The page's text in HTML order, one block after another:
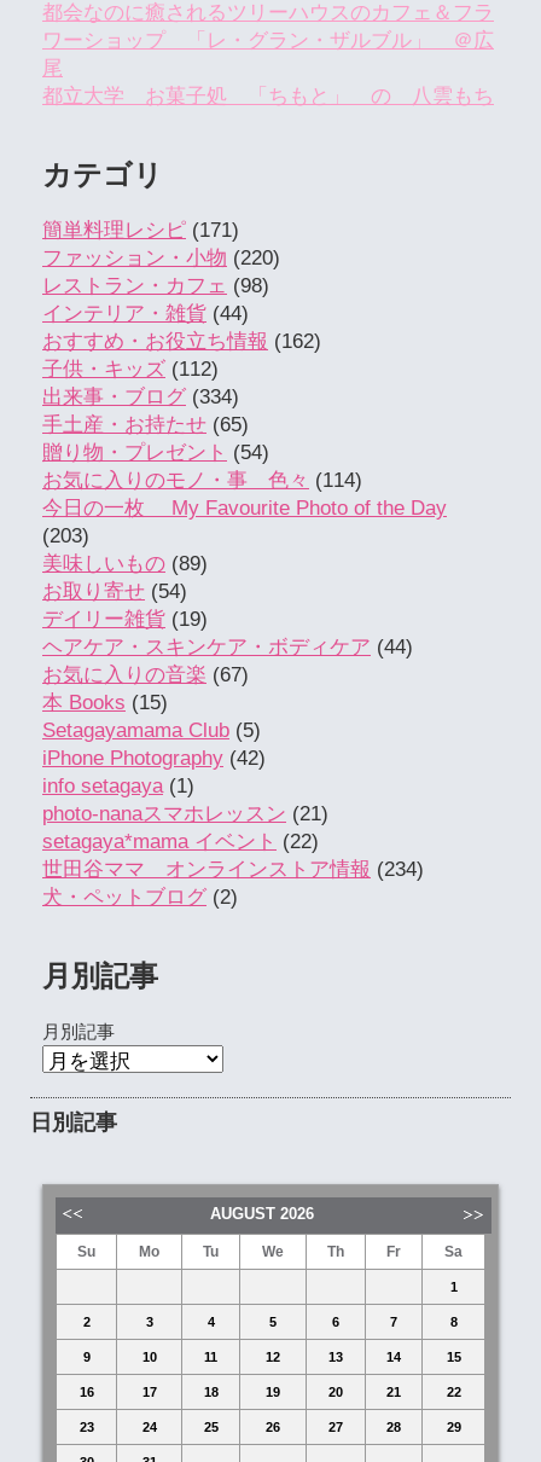
都会なのに癒されるツリーハウスのカフェ＆フラ
ワーショップ 「レ・グラン・ザルブル」 ＠広
尾
都立大学 お菓子処 「ちもと」 の 八雲もち
カテゴリ
簡単料理レシピ (171)
ファッション・小物 (220)
レストラン・カフェ (98)
インテリア・雑貨 (44)
おすすめ・お役立ち情報 (162)
子供・キッズ (112)
出来事・ブログ (334)
手土産・お持たせ (65)
贈り物・プレゼント (54)
お気に入りのモノ・事 色々 (114)
今日の一枚 My Favourite Photo of the Day
(203)
美味しいもの (89)
お取り寄せ (54)
デイリー雑貨 (19)
ヘアケア・スキンケア・ボディケア (44)
お気に入りの音楽 (67)
本 Books (15)
Setagayamama Club (5)
iPhone Photography (42)
info setagaya(1)
photo-nanaスマホレッスン (21)
setagaya*mama イベント (22)
世田谷ママ オンラインストア情報 (234)
犬・ペットブログ (2)
月別記事
月別記事
日別記事
AUGUST 2026
Su Mo Tu We Th Fr Sa
1
2 3 4 5 6 7 8
9 10 11 12 13 14 15
16 17 18 19 20 21 22
23 24 25 26 27 28 29